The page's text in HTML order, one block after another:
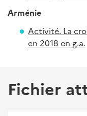
Arménie
Activité. La
en 2018 en g.a.
Fichier